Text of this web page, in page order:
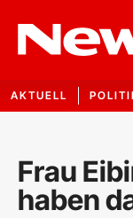
AKTUELL
Frau
haben